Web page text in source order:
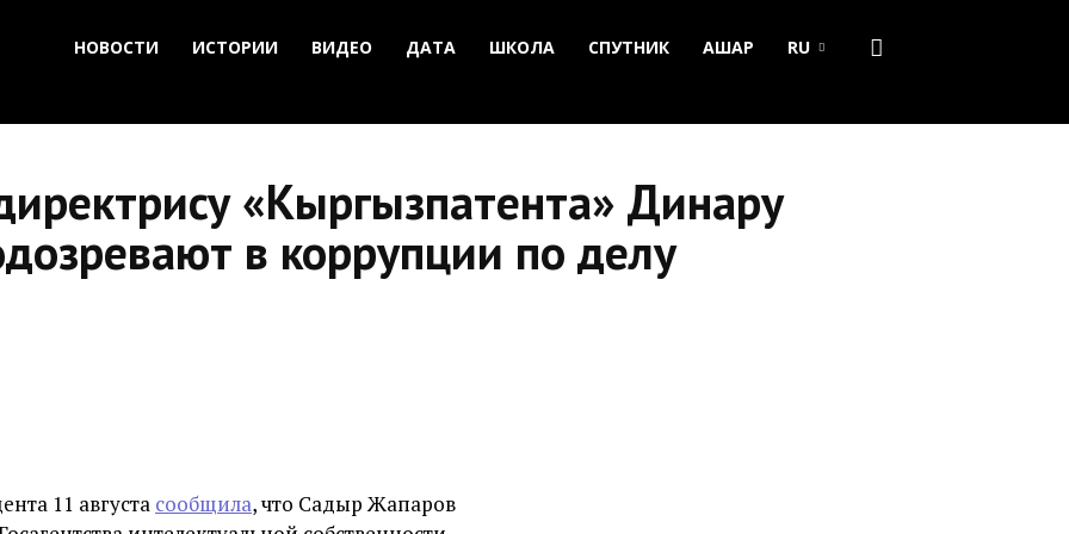
НОВОСТИ ИСТОРИИ ВИДЕО ДАТА ШКОЛА СПУТНИК АШАР RU
«Кыргызпатента» Динару
в коррупции по делу
11 августа сообщила, что Садыр Жапаров